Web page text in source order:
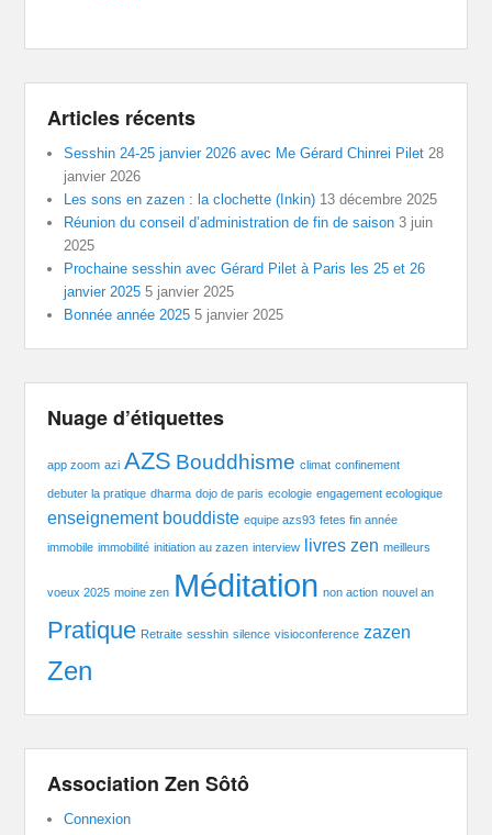
Articles récents
Sesshin 24-25 janvier 2026 avec Me Gérard Chinrei Pilet 28
janvier 2026
Les sons en zazen : la clochette (Inkin) 13 décembre 2025
Réunion du conseil d’administration de fin de saison 3 juin
2025
Prochaine sesshin avec Gérard Pilet à Paris les 25 et 26
janvier 2025 5 janvier 2025
Bonnée année 2025 5 janvier 2025
Nuage d’étiquettes
app zoom azi AZS Bouddhisme climat confinement
debuter la pratique dharma dojo de paris ecologie engagement ecologique
enseignement bouddiste equipe azs93 fetes fin année
immobile immobilité initiation au zazen interview livres zen meilleurs
voeux 2025 moine zen Méditation non action nouvel an
Pratique Retraite sesshin silence visioconference zazen
Zen
Association Zen Sôtô
Connexion